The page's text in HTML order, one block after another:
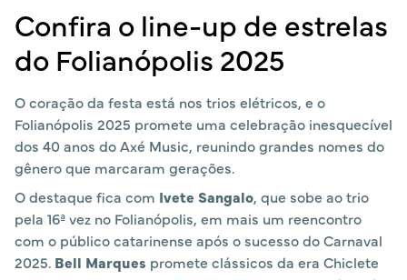
Confira o line-up de estrelas
do Folianópolis 2025
O coração da festa está nos trios elétricos, e o
Folianópolis 2025 promete uma celebração inesquecível
dos 40 anos do Axé Music, reunindo grandes nomes do
gênero que marcaram gerações.
O destaque fica com Ivete Sangalo, que sobe ao trio
pela 16ª vez no Folianópolis, em mais um reencontro
com o público catarinense após o sucesso do Carnaval
2025. Bell Marques promete clássicos da era Chiclete